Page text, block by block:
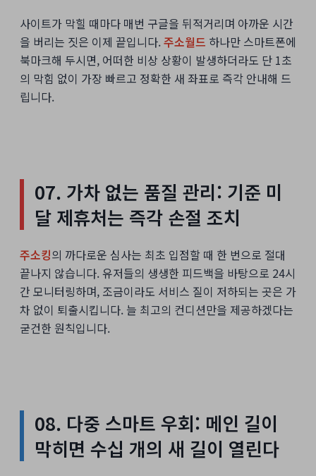
사이트가 막힐 때마다 매번 구글을 뒤적거리며 아까운 시간
을 버리는 짓은 이제 끝입니다.주소월드 하나만 스마트폰에
북마크해 두시면, 어떠한 비상 상황이 발생하더라도 단 1초
의 막힘 없이 가장 빠르고 정확한 새 좌표로 즉각 안내해 드
립니다.
07. 가차 없는 품질 관리: 기준 미
달 제휴처는 즉각 손절 조치
주소킹의 까다로운 심사는 최초 입점할 때 한 번으로 절대
끝나지 않습니다. 유저들의 생생한 피드백을 바탕으로 24시
간 모니터링하며, 조금이라도 서비스 질이 저하되는 곳은 가
차 없이 퇴출시킵니다. 늘 최고의 컨디션만을 제공하겠다는
굳건한 원칙입니다.
08. 다중 스마트 우회: 메인 길이
막히면 수십 개의 새 길이 열린다